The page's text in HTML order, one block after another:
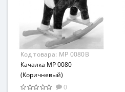
Комбинированный
Код товара: MP 0080B
Качалка MP 0080
(Коричневый)
0